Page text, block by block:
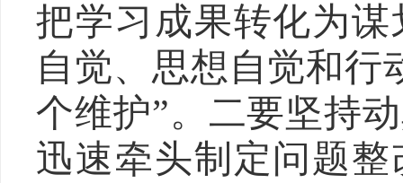
把学习成果转化为
自觉、思想自觉和行
个维护”。 二要坚持
迅速牵头制定问题